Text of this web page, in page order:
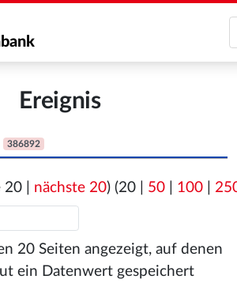
Ereignis
386892
20 nächste 20) (20 50 100
20 Seiten angezeigt, auf denen
ein Datenwert gespeichert